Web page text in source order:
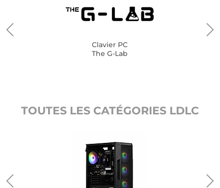
Clavier PC
The G-Lab
TOUTES LES CATÉGORIES LDLC